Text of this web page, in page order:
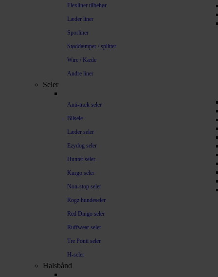
Flexliner tilbehør
Læder liner
Sporliner
Støddæmper / splitter
Wire / Kæde
Andre liner
Seler
Anti-træk seler
Bilsele
Læder seler
Ezydog seler
Hunter seler
Kurgo seler
Non-stop seler
Rogz hundeseler
Red Dingo seler
Ruffwear seler
Tre Ponti seler
H-seler
Halsbånd